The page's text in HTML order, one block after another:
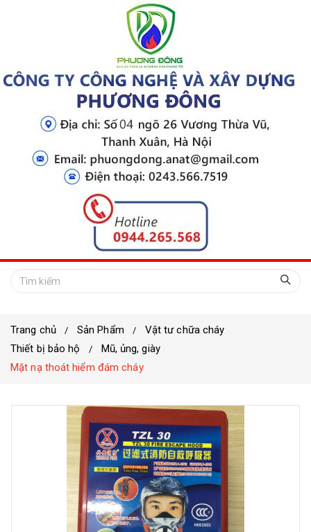
Trang chủ Sản Phẩm
Vật tư chữa cháy
Thiết bị bảo hộ
Mũ, ủng, giày
Mặt nạ thoát hiểm đám cháy